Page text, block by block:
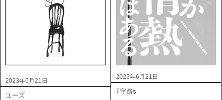
2023年6月21日
ユーズ
2023年6月21日
T字路s